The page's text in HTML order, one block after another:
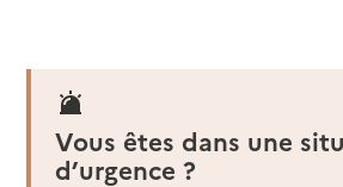
Vous êtes dans une
d’urgence ?